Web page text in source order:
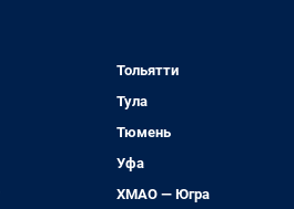
Тольятти
Тула
Тюмень
Уфа
ХМАО — Югра